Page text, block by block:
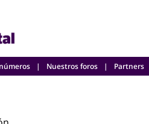
Nuestros foros Partners